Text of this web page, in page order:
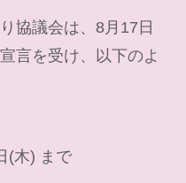
協議会は、8月17日
言を受け、以下のよ
(木) まで